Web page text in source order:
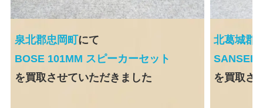
泉北郡忠岡町にて
BOSE 101MM スピーカーセット
を買取させていただきました
北葛城郡
SANSEI
を買取さ